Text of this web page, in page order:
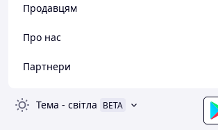
Продавцям
Про нас
Партнери
Тема - світла BETA